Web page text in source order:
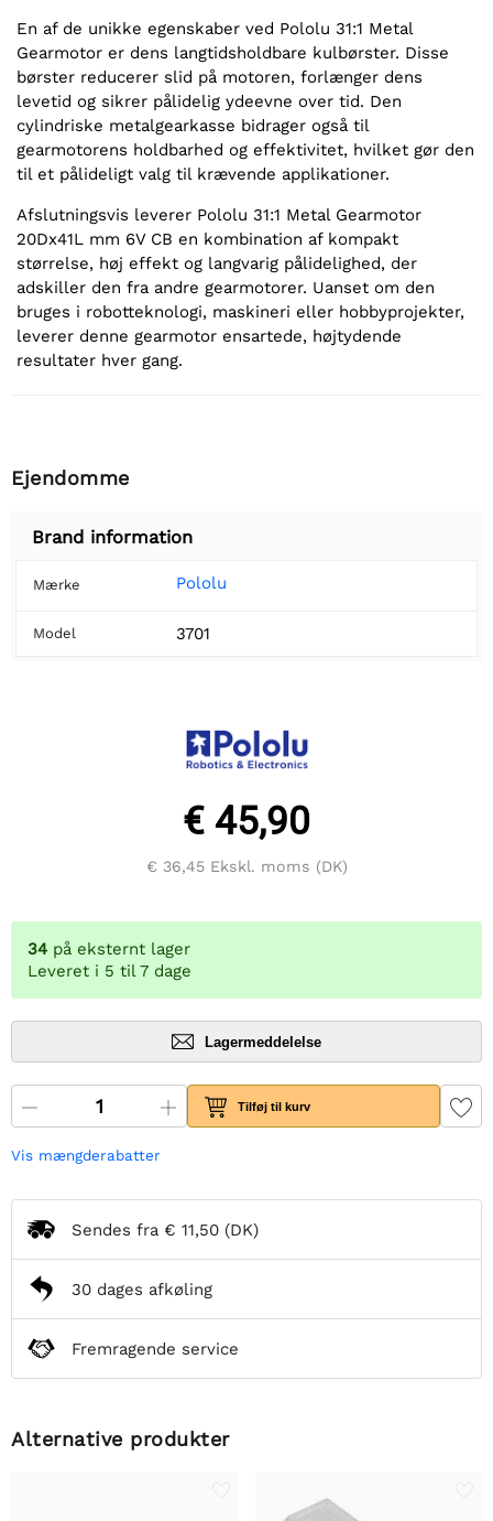
En af de unikke egenskaber ved Pololu 31:1 Metal
Gearmotor er dens langtidsholdbare kulbørster. Disse
børster reducerer slid på motoren, forlænger dens
levetid og sikrer pålidelig ydeevne over tid. Den
cylindriske metalgearkasse bidrager også til
gearmotorens holdbarhed og effektivitet, hvilket gør den
til et pålideligt valg til krævende applikationer.
Afslutningsvis leverer Pololu 31:1 Metal Gearmotor
20Dx41L mm 6V CB en kombination af kompakt
størrelse, høj effekt og langvarig pålidelighed, der
adskiller den fra andre gearmotorer. Uanset om den
bruges i robotteknologi, maskineri eller hobbyprojekter,
leverer denne gearmotor ensartede, højtydende
resultater hver gang.
Ejendomme
Brand information
Mærke Pololu
Model 3701
€ 45,90
€ 36,45Ekskl. moms (DK)
34 på eksternt lager
Leveret i 5 til 7 dage
Lagermeddelelse
Tilføj til kurv
Vis mængderabatter
Sendes fra € 11,50 (DK)
30 dages afkøling
Fremragende service
Alternative produkter